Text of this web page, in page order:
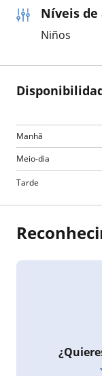
Níveis de
Niños
Manhã
Meio-dia
Tarde